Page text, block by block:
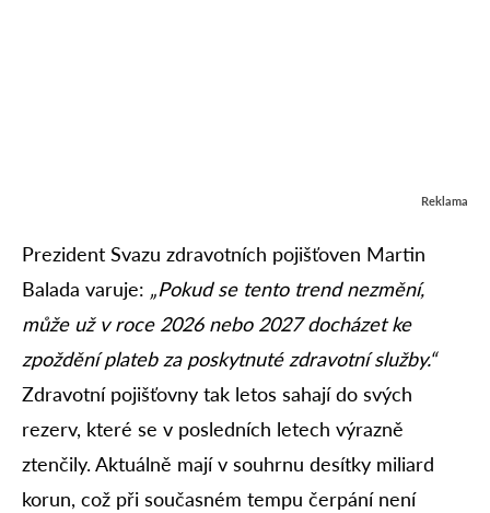
Reklama
Prezident Svazu zdravotních pojišťoven Martin
Balada varuje: „Pokud se tento trend nezmění,
může už v roce 2026 nebo 2027 docházet ke
zpoždění plateb za poskytnuté zdravotní služby.“
Zdravotní pojišťovny tak letos sahají do svých
rezerv, které se v posledních letech výrazně
ztenčily. Aktuálně mají v souhrnu desítky miliard
korun, což při současném tempu čerpání není